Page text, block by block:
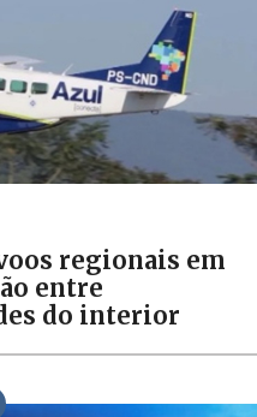
regionais em
entre
do interior